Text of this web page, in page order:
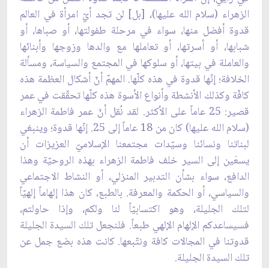
الزهراء (سلام الله عليها)، [بل] لن تجد أيّ امرأة في العالم
قدوة أفضل منها، سواء في مرحلة طفولتها، أو صباها، أو
شبابها، أو أسرتها، أو تعاملها مع والدها وزوجها وأبنائها
والعاملة في بيتها، أو سلوكها في المجتمع والسياسة، ومسألة
الخلافة؛ إنّها قدوة في هذه كلّها. المهمّ أنّ أشكال العظمة هذه
كافّة وكذلك الأنشطة وأنواع الأسوة هذه كلّها تحقّقت في عمر
قصير: 25 عاماً على الأكثر. لقد نُقل أنّ عمر فاطمة الزهراء
(سلام الله عليها) كان من 18 عاماً إلى 25. إنّها قدوة؛ وينبغي
لبناتنا ونسائنا وسيّدات مجتمعنا الإسلاميّ العزيزات أن
يسعَين إلى السير خلف فاطمة الزهراء بهذه الروحيّة وهذا
الدافع، سواء بشأن التدبير المنزلي، أو النشاط الاجتماعي
والسياسي، أو الحكمة والمعرفة. بالطبع، كان هذا إلهاماً إلهيّاً
لتلك الجليلة، وهو اكتسابيّاً لنا ولكم، وإذا حاولتم،
فسيساعدكم الإلهام الإلهي طبعاً. فلنجعل تلك السيدة الجليلة
قدوتنا في المجالات كافة ونتّبعها. كانت هذه بضع جمل عن
تلك السيدة الجليلة.